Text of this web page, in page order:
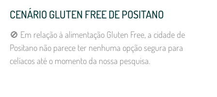
CENÁRIO GLUTEN FREE DE POSITANO
🚫 Em relação à alimentação Gluten Free, a cidade de
Positano não parece ter nenhuma opção segura para
celíacos até o momento da nossa pesquisa.